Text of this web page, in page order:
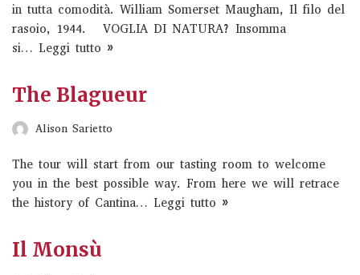
in tutta comodità. William Somerset Maugham, Il filo del
rasoio, 1944. VOGLIA DI NATURA? Insomma
si… Leggi tutto »
The Blagueur
Alison Sarietto
The tour will start from our tasting room to welcome
you in the best possible way. From here we will retrace
the history of Cantina… Leggi tutto »
Il Monsù